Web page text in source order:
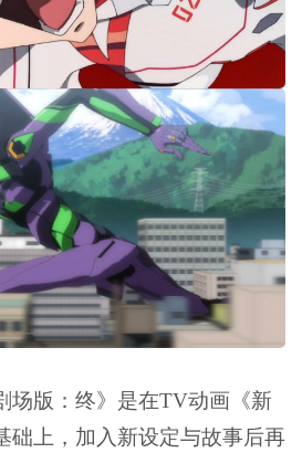
场版：终》是在TV动画《新
础上，加入新设定与故事后再